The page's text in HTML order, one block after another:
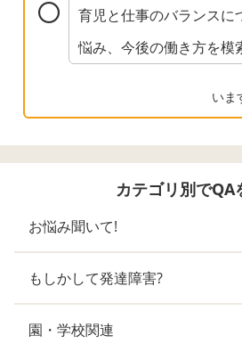
育児と仕事のバランスに
悩み、今後の働き方を模
いま
カテゴリ別でQA
お悩み聞いて!
もしかして発達障害?
園・学校関連